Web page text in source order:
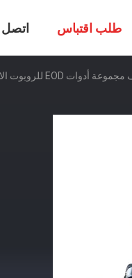
اتصل طلب اقتباس